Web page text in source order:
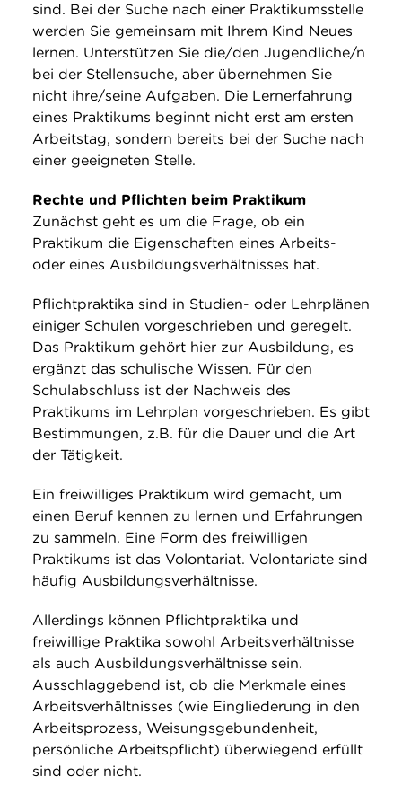
sind. Bei der Suche nach einer Praktikumsstelle
werden Sie gemeinsam mit Ihrem Kind Neues
lernen. Unterstützen Sie die/den Jugendliche/n
bei der Stellensuche, aber übernehmen Sie
nicht ihre/seine Aufgaben. Die Lernerfahrung
eines Praktikums beginnt nicht erst am ersten
Arbeitstag, sondern bereits bei der Suche nach
einer geeigneten Stelle.
Rechte und Pflichten beim Praktikum
Zunächst geht es um die Frage, ob ein
Praktikum die Eigenschaften eines Arbeits-
oder eines Ausbildungsverhältnisses hat.
Pflichtpraktika sind in Studien- oder Lehrplänen
einiger Schulen vorgeschrieben und geregelt.
Das Praktikum gehört hier zur Ausbildung, es
ergänzt das schulische Wissen. Für den
Schulabschluss ist der Nachweis des
Praktikums im Lehrplan vorgeschrieben. Es gibt
Bestimmungen, z.B. für die Dauer und die Art
der Tätigkeit.
Ein freiwilliges Praktikum wird gemacht, um
einen Beruf kennen zu lernen und Erfahrungen
zu sammeln. Eine Form des freiwilligen
Praktikums ist das Volontariat. Volontariate sind
häufig Ausbildungsverhältnisse.
Allerdings können Pflichtpraktika und
freiwillige Praktika sowohl Arbeitsverhältnisse
als auch Ausbildungsverhältnisse sein.
Ausschlaggebend ist, ob die Merkmale eines
Arbeitsverhältnisses (wie Eingliederung in den
Arbeitsprozess, Weisungsgebundenheit,
persönliche Arbeitspflicht) überwiegend erfüllt
sind oder nicht.